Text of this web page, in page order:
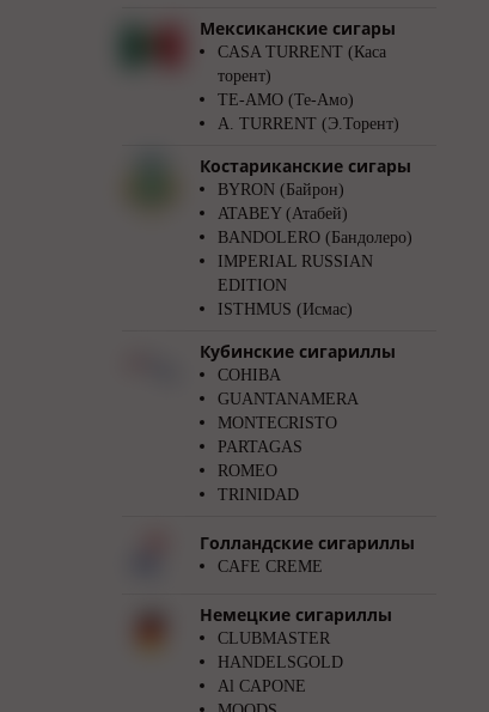
Мексиканские сигары
CASA TURRENT (Каса
торент)
TE-AMO (Те-Амо)
A. TURRENT (Э.Торент)
Костариканские сигары
BYRON (Байрон)
ATABEY (Атабей)
BANDOLERO (Бандолеро)
IMPERIAL RUSSIAN
EDITION
ISTHMUS (Исмас)
Кубинские сигариллы
COHIBA
GUANTANAMERA
MONTECRISTO
PARTAGAS
ROMEO
TRINIDAD
Голландские сигариллы
CAFE CREME
Немецкие сигариллы
CLUBMASTER
HANDELSGOLD
Al CAPONE